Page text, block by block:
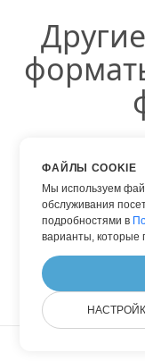
Вы можете
ФАЙЛЫ COOKIE
Мы используем
обслуживания
подробностями в
варианты, которые